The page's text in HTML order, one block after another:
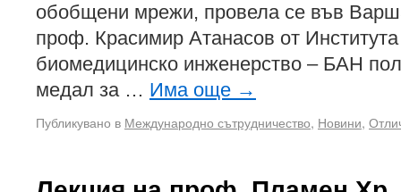
обобщени мрежи, провела се във
проф. Красимир Атанасов от
биомедицинско инженерство – БАН
медал за … Има още →
Публикувано в Международно сътрудничество, Новини,